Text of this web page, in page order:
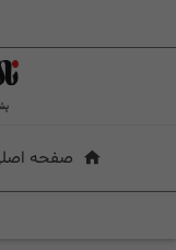
صفحه